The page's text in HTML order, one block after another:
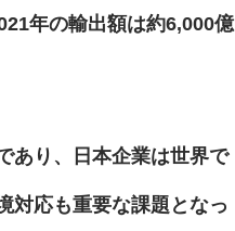
年の輸出額は約6,000億
あり、日本企業は世界で
対応も重要な課題となっ